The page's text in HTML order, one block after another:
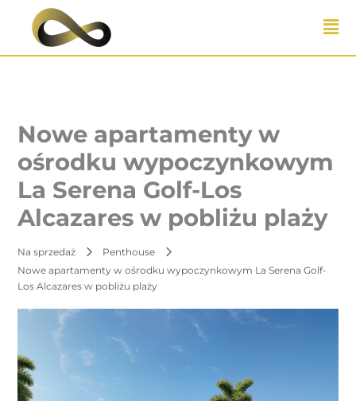
Przejdź
Nowe apartamenty w
ośrodku wypoczynkowym
La Serena Golf-Los
Alcazares w pobliżu plaży
Na sprzedaż
Penthouse
Nowe apartamenty w ośrodku wypoczynkowym La Serena Golf-
Los Alcazares w pobliżu plaży